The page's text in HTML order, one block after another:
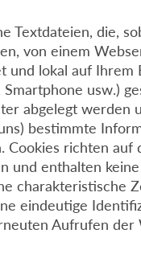
Textdateien, die,
von einem
und lokal auf Ihrem
usw.)
abgelegt werden
bestimmte
Cookies richten auf
und enthalten
charakteristische
eindeutige
Aufrufen der